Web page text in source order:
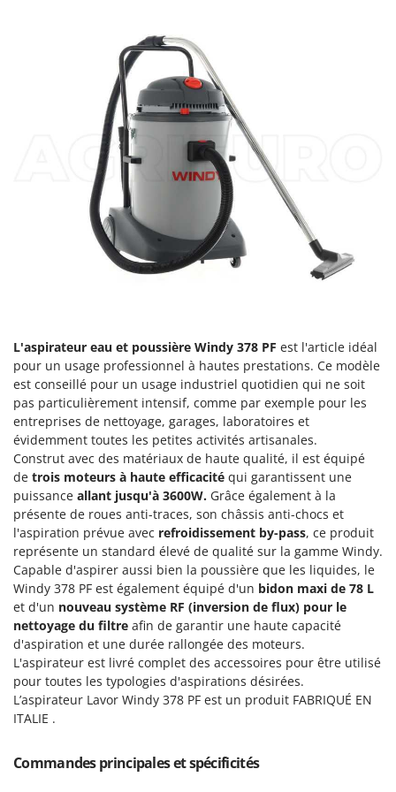
Fendeuses à bois
Filets pour la Récolte des olives
Filtres pour vin et huile
Floconneuses
Fouloirs - Égrappoirs
Fourches pour tracteur
Fours d'extérieur - intérieur pour pizza et cuisine
Fours électriques
Fraises à neige
Fraises rotatives pour tracteur
G
Générateurs d'air chaud
Godets à terre basculants pour tracteur
Groupes électrogènes
Gyrobroyeurs à lame pour tracteur
H
Haches - Cognées et Hachettes
Hachoirs à viande
Herses à Dents
Herses Rotatives
L
Lames à neige
Lames niveleuses pour tracteur
Lave-vitres
Lieuses électriques pour vignes
Dal Degan
DeWalt
Di Martino
Dominion
Dreame
E
EcoFlow
Edilmark
Effeuno
Einhell
Elegen
Energy Gruppi
Enotecnica Pillan
Eschenfelder
EuroMech
Eurosystems
F
FAC
Fama Industrie
L'aspirateur eau et poussière Windy 378 PF est l'article idéal
pour un usage professionnel à hautes prestations. Ce modèle
est conseillé pour un usage industriel quotidien qui ne soit
pas particulièrement intensif, comme par exemple pour les
entreprises de nettoyage, garages, laboratoires et
évidemment toutes les petites activités artisanales.
Construt avec des matériaux de haute qualité, il est équipé
de trois moteurs à haute efficacité qui garantissent une
puissance allant jusqu'à 3600W. Grâce également à la
présente de roues anti-traces, son châssis anti-chocs et
l'aspiration prévue avec refroidissement by-pass, ce produit
représente un standard élevé de qualité sur la gamme Windy.
Capable d'aspirer aussi bien la poussière que les liquides, le
Windy 378 PF est également équipé d'un bidon maxi de 78 L
et d'un nouveau système RF (inversion de flux) pour le
nettoyage du filtre afin de garantir une haute capacité
d'aspiration et une durée rallongée des moteurs.
L'aspirateur est livré complet des accessoires pour être utilisé
pour toutes les typologies d'aspirations désirées.
L’aspirateur Lavor Windy 378 PF est un produit FABRIQUÉ EN
ITALIE .
Commandes principales et spécificités